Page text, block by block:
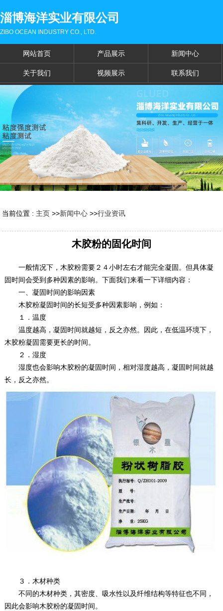
淄博海洋实业有限公司
ZIBO OCEAN INDUSTRY CO., LTD.
网站首页 产品展示 新闻中心
关于我们 视频展示 联系我们
当前位置 : 主页 >>新闻中心 >>行业资讯
木胶粉的固化时间
一般情况下，木胶粉需要２４小时左右才能完全凝固。但具体凝
固时间会受到多种因素的影响。下面我们来看一下详细内容：
一、凝固时间的影响因素
木胶粉凝固时间的长短受多种因素影响，例如：
１．温度
温度越高，凝固时间就越短，反之亦然。因此，在低温环境下，
木胶粉凝固需要更长的时间。
２．湿度
湿度也会影响木胶粉的凝固时间，相对湿度越高，凝固时间就越
长，反之亦然。
３．木材种类
不同的木材种类，其密度、吸水性以及纤维结构等特征也不同，
因此会影响木胶粉的凝固时间。